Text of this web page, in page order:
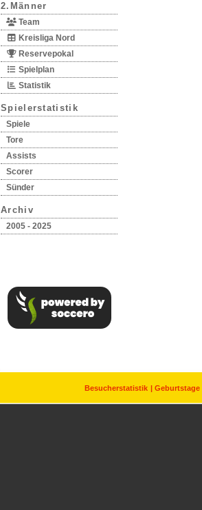
2.Männer
Team
Kreisliga Nord
Reservepokal
Spielplan
Statistik
Spielerstatistik
Spiele
Tore
Assists
Scorer
Sünder
Archiv
2005 - 2025
Besucherstatistik Geburtstage